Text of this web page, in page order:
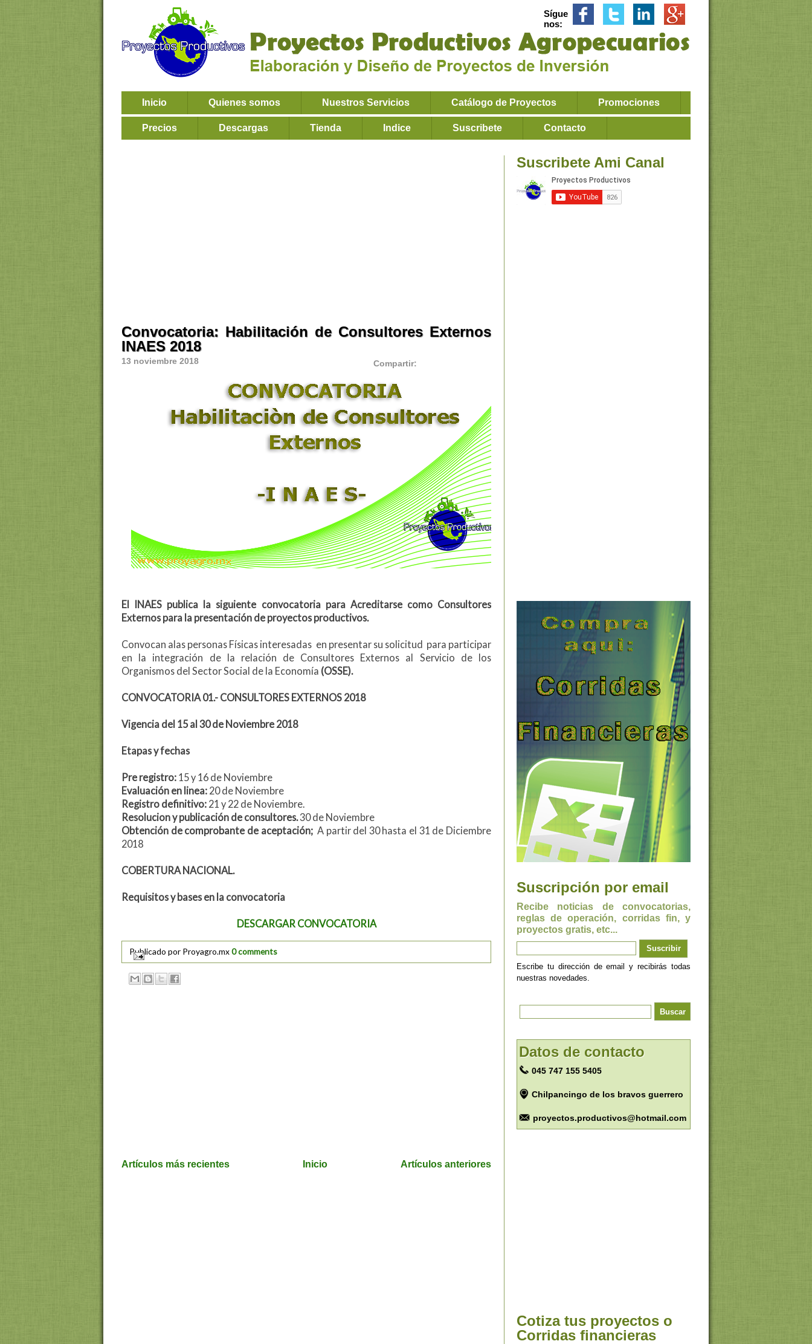
Sígue
nos:
Inicio Quienes somos Nuestros Servicios Catálogo de Proyectos Promociones
Precios Descargas Tienda Indice Suscribete Contacto
Convocatoria: Habilitación de Consultores Externos
INAES 2018
13 noviembre 2018 Compartir:
El INAES publica la siguiente convocatoria para Acreditarse como Consultores
Externos para la presentación de proyectos productivos.
Convocan alas personas Físicas interesadas en presentar su solicitud para participar
en la integración de la relación de Consultores Externos al Servicio de los
Organismos del Sector Social de la Economía (OSSE).
CONVOCATORIA 01.- CONSULTORES EXTERNOS 2018
Vigencia del 15 al 30 de Noviembre 2018
Etapas y fechas
Pre registro: 15 y 16 de Noviembre
Evaluación en linea: 20 de Noviembre
Registro definitivo: 21 y 22 de Noviembre.
Resolucion y publicación de consultores.30 de Noviembre
Obtención de comprobante de aceptación;A partir del 30 hasta el 31 de Diciembre
2018
COBERTURA NACIONAL.
Requisitos y bases en la convocatoria
DESCARGAR CONVOCATORIA
Publicado por Proyagro.mx0 comments
Artículos más recientes Artículos anteriores
Inicio
Suscribete Ami Canal
Suscripción por email
Recibe noticias de convocatorias,
reglas de operación, corridas fin, y
proyectos gratis, etc...
Escribe tu dirección de email y recibirás todas
nuestras novedades.
Datos de contacto
045 747 155 5405
Chilpancingo de los bravos guerrero
proyectos.productivos@hotmail.com
Cotiza tus proyectos o
Corridas financieras